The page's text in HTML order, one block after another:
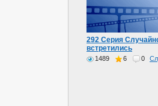
292 Серия
встретились
1489 6 0